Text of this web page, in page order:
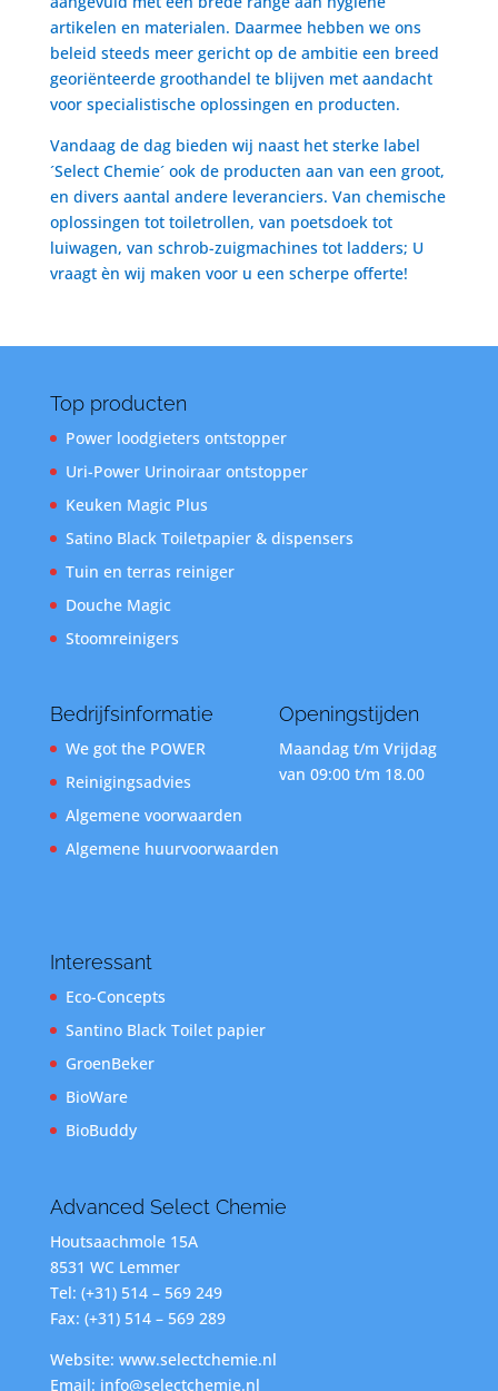
artikelen en materialen. Daarmee hebben we ons
beleid steeds meer gericht op de ambitie een breed
georiënteerde groothandel te blijven met aandacht
voor specialistische oplossingen en producten.
Vandaag de dag bieden wij naast het sterke label
´Select Chemie´ ook de producten aan van een groot,
en divers aantal andere leveranciers. Van chemische
oplossingen tot toiletrollen, van poetsdoek tot
luiwagen, van schrob-zuigmachines tot ladders; U
vraagt èn wij maken voor u een scherpe offerte!
Top producten
Power loodgieters ontstopper
Uri-Power Urinoiraar ontstopper
Keuken Magic Plus
Satino Black Toiletpapier & dispensers
Tuin en terras reiniger
Douche Magic
Stoomreinigers
Bedrijfsinformatie
We got the POWER
Reinigingsadvies
Algemene voorwaarden
Algemene huurvoorwaarden
Openingstijden
Maandag t/m Vrijdag
van 09:00 t/m 18.00
Interessant
Eco-Concepts
Santino Black Toilet papier
GroenBeker
BioWare
BioBuddy
Advanced Select Chemie
Houtsaachmole 15A
8531 WC Lemmer
Tel: (+31) 514 – 569 249
Fax: (+31) 514 – 569 289
Website: www.selectchemie.nl
Email: info@selectchemie.nl